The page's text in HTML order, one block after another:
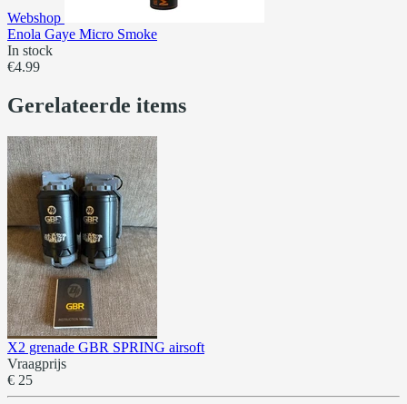
Webshop
Enola Gaye Micro Smoke
In stock
€4.99
Gerelateerde items
X2 grenade GBR SPRING airsoft
Vraagprijs
€ 25